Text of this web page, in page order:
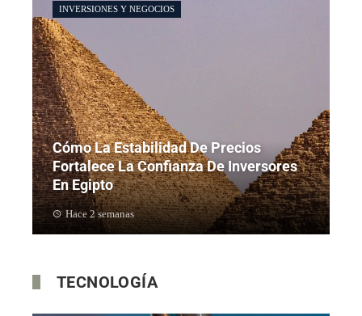
INVERSIONES Y NEGOCIOS
Cómo La Estabilidad De Precios
Fortalece La Confianza De Inversores
En Egipto
Hace 2 semanas
TECNOLOGÍA